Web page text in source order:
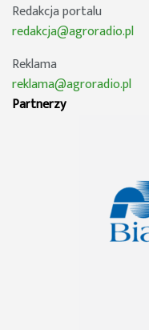
Redakcja portalu
redakcja@agroradio.pl
Reklama
reklama@agroradio.pl
Partnerzy